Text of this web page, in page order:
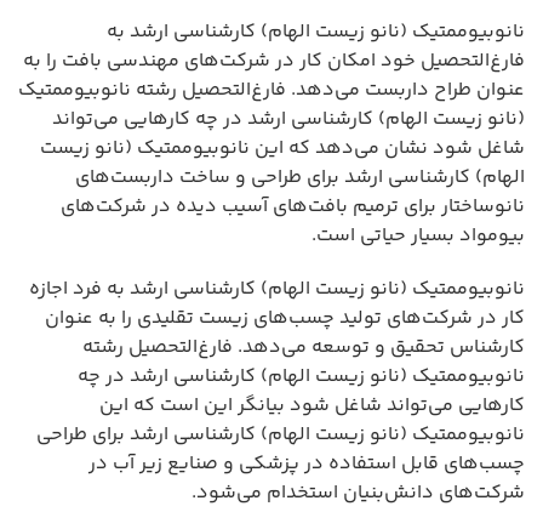
نانوبیوممتیک (نانو زیست الهام) کارشناسی ارشد به
فارغ‌التحصیل خود امکان کار در شرکت‌های مهندسی بافت را به
عنوان طراح داربست می‌دهد. فارغ‌التحصیل رشته نانوبیوممتیک
(نانو زیست الهام) کارشناسی ارشد در چه کارهایی می‌تواند
شاغل شود نشان می‌دهد که این نانوبیوممتیک (نانو زیست
الهام) کارشناسی ارشد برای طراحی و ساخت داربست‌های
نانوساختار برای ترمیم بافت‌های آسیب دیده در شرکت‌های
بیومواد بسیار حیاتی است.
نانوبیوممتیک (نانو زیست الهام) کارشناسی ارشد به فرد اجازه
کار در شرکت‌های تولید چسب‌های زیست تقلیدی را به عنوان
کارشناس تحقیق و توسعه می‌دهد. فارغ‌التحصیل رشته
نانوبیوممتیک (نانو زیست الهام) کارشناسی ارشد در چه
کارهایی می‌تواند شاغل شود بیانگر این است که این
نانوبیوممتیک (نانو زیست الهام) کارشناسی ارشد برای طراحی
چسب‌های قابل استفاده در پزشکی و صنایع زیر آب در
شرکت‌های دانش‌بنیان استخدام می‌شود.